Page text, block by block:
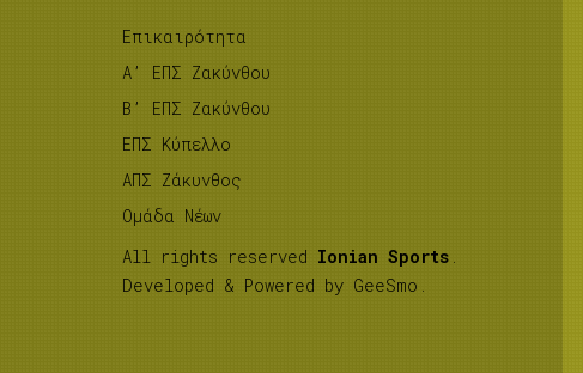
Επικαιρότητα
A’ ΕΠΣ Ζακύνθου
B’ ΕΠΣ Ζακύνθου
ΕΠΣ Κύπελλο
ΑΠΣ Ζάκυνθος
Ομάδα Νέων
All rights reserved Ionian Sports .
Developed & Powered by GeeSmo .